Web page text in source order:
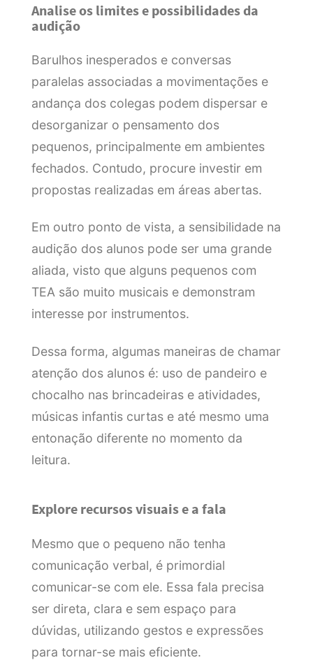
Analise os limites e possibilidades da
audição
Barulhos inesperados e conversas
paralelas associadas a movimentações e
andança dos colegas podem dispersar e
desorganizar o pensamento dos
pequenos, principalmente em ambientes
fechados. Contudo, procure investir em
propostas realizadas em áreas abertas.
Em outro ponto de vista, a sensibilidade na
audição dos alunos pode ser uma grande
aliada, visto que alguns pequenos com
TEA são muito musicais e demonstram
interesse por instrumentos.
Dessa forma, algumas maneiras de chamar
atenção dos alunos é: uso de pandeiro e
chocalho nas brincadeiras e atividades,
músicas infantis curtas e até mesmo uma
entonação diferente no momento da
leitura.
Explore recursos visuais e a fala
Mesmo que o pequeno não tenha
comunicação verbal, é primordial
comunicar-se com ele. Essa fala precisa
ser direta, clara e sem espaço para
dúvidas, utilizando gestos e expressões
para tornar-se mais eficiente.